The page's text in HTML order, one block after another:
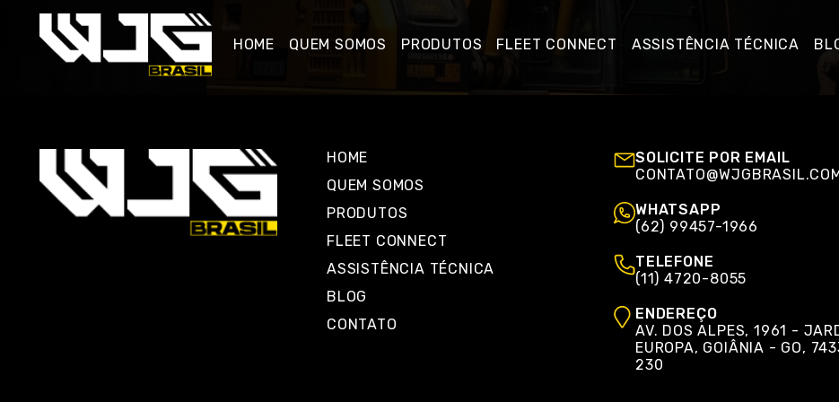
HOME QUEM SOMOS PRODUTOS FLEET CONNECT ASSISTÊNCIA TÉCNICA
HOME
QUEM SOMOS
PRODUTOS
FLEET CONNECT
ASSISTÊNCIA TÉCNICA
BLOG
CONTATO
SOLICITE POR EMAIL
WHATSAPP
(62) 99457-1966
TELEFONE
(11) 4720-8055
ENDEREÇO
AV. DOS ALPES, 1961 -
EUROPA, GOIÂNIA - GO,
230